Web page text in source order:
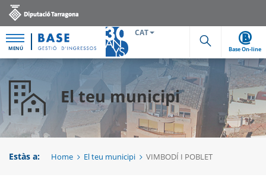
MENÚ
CAT
Cerca
Base On-line
El teu municipi
Estàs a: Home El teu municipi VIMBODÍ I POBLET